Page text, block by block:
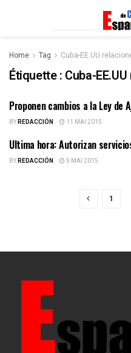
Home Tag Cuba-EE.UU
Étiquette : Cuba-
ESPAÑOLES DE CUBA
Proponen cambios a la Ley de
BYREDACCIÓN 11 MAI 2015
ESPAÑOLES DE CUBA
Ultima hora: Autorizan
BYREDACCIÓN 5 MAI 2015
1